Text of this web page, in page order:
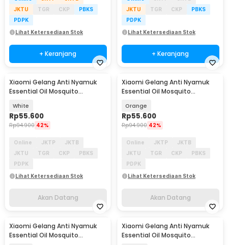
JKTU
TGR CKP
PBKS
PDPK
Lihat Ketersediaan Stok
+ Keranjang
JKTU
TGR CKP
PBKS
PDPK
Lihat Ketersediaan Stok
+ Keranjang
Akan Datang
Xiaomi Gelang Anti Nyamuk
Essential Oil Mosquito
White
Rp55.600
Rp94.900 42%
Online JKTP
JKTB
JKTU
TGR CKP
PBKS
PDPK
Lihat Ketersediaan Stok
Akan Datang
Akan Datang
Xiaomi Gelang Anti Nyamuk
Essential Oil Mosquito
Orange
Rp55.600
Rp94.900 42%
Online JKTP
JKTB
JKTU
TGR CKP
PBKS
PDPK
Lihat Ketersediaan Stok
Akan Datang
Akan Datang
Xiaomi Gelang Anti Nyamuk
Essential Oil Mosquito
Akan Datang
Xiaomi Gelang Anti Nyamuk
Essential Oil Mosquito